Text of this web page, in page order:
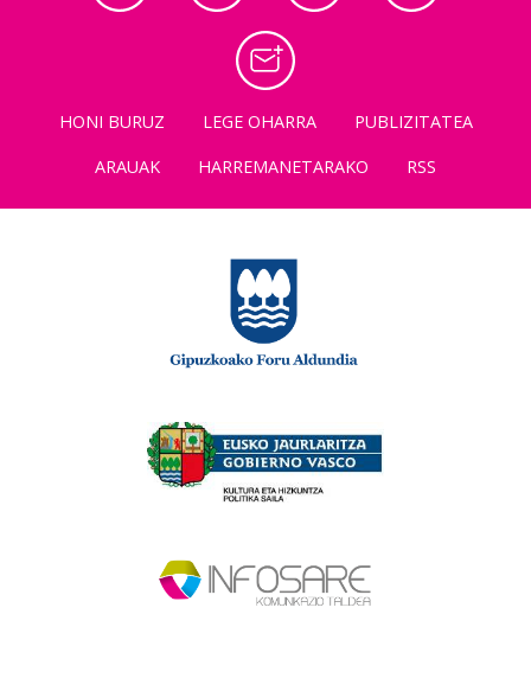
HONI BURUZ LEGE OHARRA
PUBLIZITATEA
ARAUAK
HARREMANETARAKO RSS